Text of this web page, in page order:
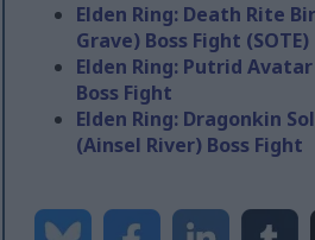
Elden Ring: Death Rite
Grave) Boss Fight (SOTE)
Elden Ring: Putrid
Boss Fight
Elden Ring: Dragonkin
(Ainsel River) Boss Fight